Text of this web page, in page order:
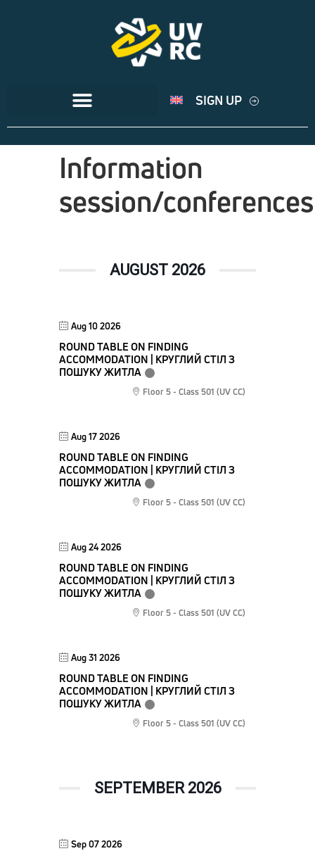
SIGN UP
Information
session/conferences
AUGUST 2026
Aug 10 2026
ROUND TABLE ON FINDING
ACCOMMODATION | КРУГЛИЙ СТІЛ З
ПОШУКУ ЖИТЛА
Floor 5 - Class 501 (UV CC)
Aug 17 2026
ROUND TABLE ON FINDING
ACCOMMODATION | КРУГЛИЙ СТІЛ З
ПОШУКУ ЖИТЛА
Floor 5 - Class 501 (UV CC)
Aug 24 2026
ROUND TABLE ON FINDING
ACCOMMODATION | КРУГЛИЙ СТІЛ З
ПОШУКУ ЖИТЛА
Floor 5 - Class 501 (UV CC)
Aug 31 2026
ROUND TABLE ON FINDING
ACCOMMODATION | КРУГЛИЙ СТІЛ З
ПОШУКУ ЖИТЛА
Floor 5 - Class 501 (UV CC)
SEPTEMBER 2026
Sep 07 2026